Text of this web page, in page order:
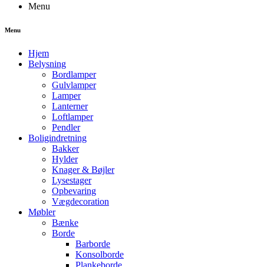
Menu
Menu
Hjem
Belysning
Bordlamper
Gulvlamper
Lamper
Lanterner
Loftlamper
Pendler
Boligindretning
Bakker
Hylder
Knager & Bøjler
Lysestager
Opbevaring
Vægdecoration
Møbler
Bænke
Borde
Barborde
Konsolborde
Plankeborde